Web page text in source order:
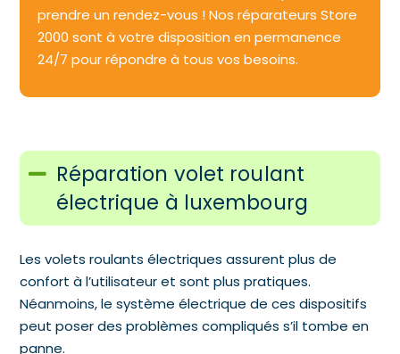
prendre un rendez-vous ! Nos réparateurs Store
2000 sont à votre disposition en permanence
24/7 pour répondre à tous vos besoins.
Réparation volet roulant
électrique à luxembourg
Les volets roulants électriques assurent plus de
confort à l’utilisateur et sont plus pratiques.
Néanmoins, le système électrique de ces dispositifs
peut poser des problèmes compliqués s’il tombe en
panne.